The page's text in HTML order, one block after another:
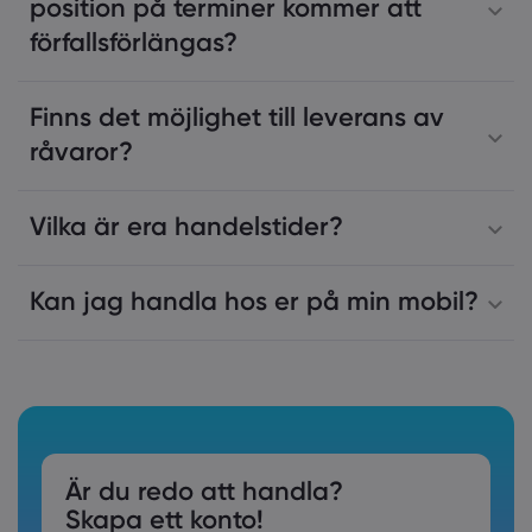
position på terminer kommer att
förfallsförlängas?
Finns det möjlighet till leverans av
råvaror?
Vilka är era handelstider?
Kan jag handla hos er på min mobil?
Är du redo att handla?
Skapa ett konto!